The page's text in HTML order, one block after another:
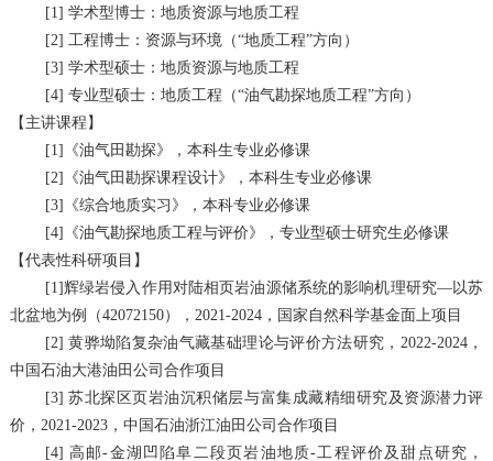
[1] 学术型博士：地质资源与地质工程
[2] 工程博士：资源与环境（“地质工程”方向）
[3] 学术型硕士：地质资源与地质工程
[4] 专业型硕士：地质工程（“油气勘探地质工程”方向）
【主讲课程】
[1]
《油气田勘探》，本科生专业必修课
[2]
《油气田勘探课程设计》，本科生专业必修课
[3]
《综合地质实习》，本科专业必修课
[4]
《油气勘探地质工程与评价》，专业型硕士研究生必修课
【代表性科研项目】
[1]辉绿岩侵入作用对陆相页岩油源储系统的影响机理研究—以苏
北盆地为例（42072150）， 2021-2024，国家自然科学基金面上项目
[2] 黄骅坳陷复杂油气藏基础理论与评价方法研究， 2022-2024，
中国石油大港油田公司合作项目
[3] 苏北探区页岩油沉积储层与富集成藏精细研究及资源潜力评
价， 2021-2023，中国石油浙江油田公司合作项目
[4] 高邮-金湖凹陷阜二段页岩油地质-工程评价及甜点研究，